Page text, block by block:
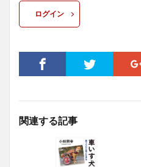
ログイン
関連する記事